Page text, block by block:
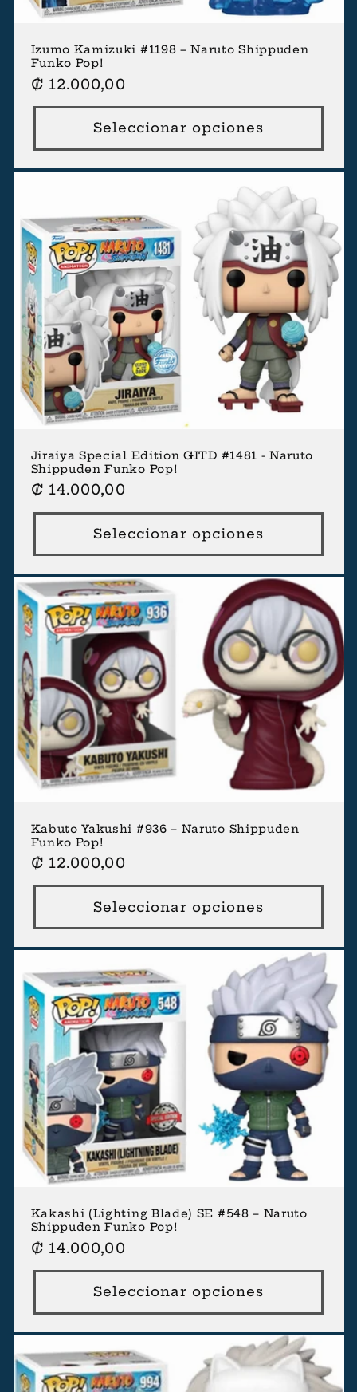
Izumo Kamizuki #1198 – Naruto Shippuden
Funko Pop!
Precio
habitual
₡ 12.000,00
Seleccionar opciones
Jiraiya Special Edition GITD #1481 - Naruto
Shippuden Funko Pop!
Precio
habitual
₡ 14.000,00
Seleccionar opciones
Kabuto Yakushi #936 – Naruto Shippuden
Funko Pop!
Precio
habitual
₡ 12.000,00
Seleccionar opciones
Kakashi (Lighting Blade) SE #548 – Naruto
Shippuden Funko Pop!
Precio
habitual
₡ 14.000,00
Seleccionar opciones